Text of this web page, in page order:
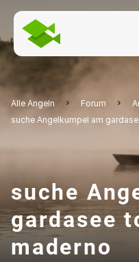
Alle Angeln Forum
suche Angelkumpel am
suche
gardasee
maderno